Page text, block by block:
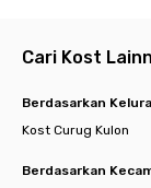
Minimarket
- Hypermart 3.6
Akses Tol
Cari Kost
Berdasarkan
Kost Curug Kulon
Berdasarkan